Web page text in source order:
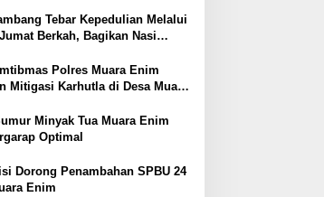
Tebar Kepedulian Melalui
Berkah, Bagikan Nasi
Polres Muara Enim
Mitigasi Karhutla di Desa Muara
Minyak Tua Muara Enim
Optimal
Dorong Penambahan SPBU 24
Enim